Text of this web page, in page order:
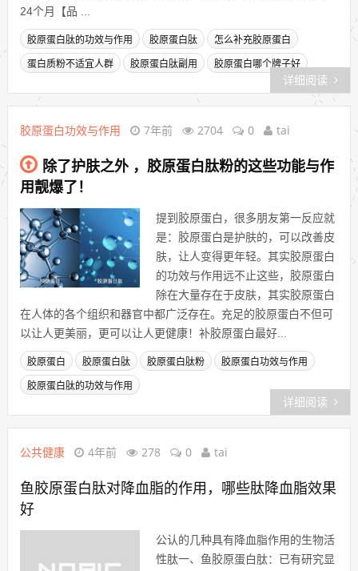
24个月【品 ...
胶原蛋白肽的功效与作用 胶原蛋白肽 怎么补充胶原蛋白
蛋白质粉不适宜人群 胶原蛋白肽副用 胶原蛋白哪个牌子好
详细阅读
胶原蛋白功效与作用 7年前 2704 0 tai
除了护肤之外 ，胶原蛋白肽粉的这些功能与作
用靓爆了！
提到胶原蛋白，很多朋友第一反应就
是：胶原蛋白是护肤的，可以改善皮
肤，让人变得更年轻。其实胶原蛋白
的功效与作用远不止这些，胶原蛋白
除在大量存在于皮肤，其实胶原蛋白
在人体的各个组织和器官中都广泛存在。充足的胶原蛋白不但可
以让人更美丽，更可以让人更健康！补胶原蛋白最好...
胶原蛋白 胶原蛋白肽 胶原蛋白肽粉 胶原蛋白功效与作用
胶原蛋白肽的功效与作用
详细阅读
公共健康 4年前 278 0 tai
鱼胶原蛋白肽对降血脂的作用，哪些肽降血脂效果
好
公认的几种具有降血脂作用的生物活
性肽一、鱼胶原蛋白肽：已有研究显